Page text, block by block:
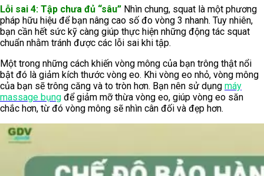
Lỗi sai 4: Tập chưa đủ “sâu” Nhìn chung, squat là một phương
pháp hữu hiệu để bạn nâng cao số đo vòng 3 nhanh. Tuy nhiên,
bạn cần hết sức kỹ càng giúp thực hiện những động tác squat
chuẩn nhằm tránh được các lỗi sai khi tập.
Một trong những cách khiến vòng mông của bạn trông thật nổi
bật đó là giảm kích thước vòng eo. Khi vòng eo nhỏ, vòng mông
của bạn sẽ trông căng và to tròn hơn. Bạn nên sử dụng máy
massage bụng để giảm mỡ thừa vòng eo, giúp vòng eo săn
chắc hơn, từ đó vòng mông sẽ nhìn cân đối và đẹp hơn.